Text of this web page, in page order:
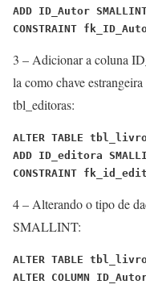
ADD ID_Autor
CONSTRAINT
3 – Adicionar a coluna
la como chave
tbl_editoras:
ALTER TABLE
ADD ID_editora
CONSTRAINT
4 – Alterando o tipo de
SMALLINT:
ALTER TABLE
ALTER COLUMN